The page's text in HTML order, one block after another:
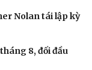
Nolan tái lập kỳ
8, đối đầu